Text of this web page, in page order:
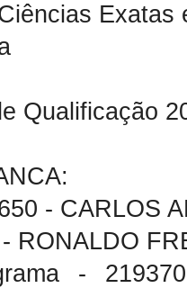
Exatas
Qualificação
- CARLOS
RONALDO
-